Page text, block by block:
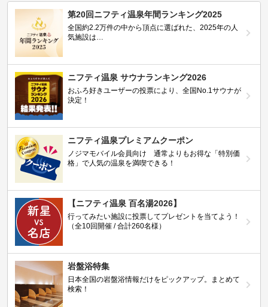
第20回ニフティ温泉年間ランキング2025
全国約2.2万件の中から頂点に選ばれた、2025年の人
気施設は…
ニフティ温泉 サウナランキング2026
おふろ好きユーザーの投票により、全国No.1サウナが
決定！
ニフティ温泉プレミアムクーポン
ノジマモバイル会員向け 通常よりもお得な「特別価
格」で人気の温泉を満喫できる！
【ニフティ温泉 百名湯2026】
行ってみたい施設に投票してプレゼントを当てよう！
（全10回開催 / 合計260名様）
岩盤浴特集
日本全国の岩盤浴情報だけをピックアップ。まとめて
検索！